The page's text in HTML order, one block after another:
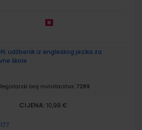
udžbenik iz engleskog jezika za
škole
Registarski broj ministarstva: 7289
CIJENA: 10,98 €